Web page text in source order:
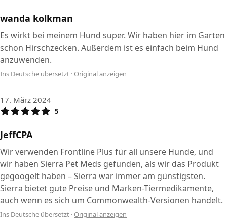
wanda kolkman
Es wirkt bei meinem Hund super. Wir haben hier im Garten
schon Hirschzecken. Außerdem ist es einfach beim Hund
anzuwenden.
Ins Deutsche übersetzt · Original anzeigen
17. März 2024
5
JeffCPA
Wir verwenden Frontline Plus für all unsere Hunde, und
wir haben Sierra Pet Meds gefunden, als wir das Produkt
gegoogelt haben – Sierra war immer am günstigsten.
Sierra bietet gute Preise und Marken-Tiermedikamente,
auch wenn es sich um Commonwealth-Versionen handelt.
Ins Deutsche übersetzt · Original anzeigen